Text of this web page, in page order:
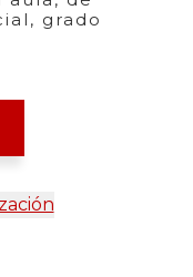
grado